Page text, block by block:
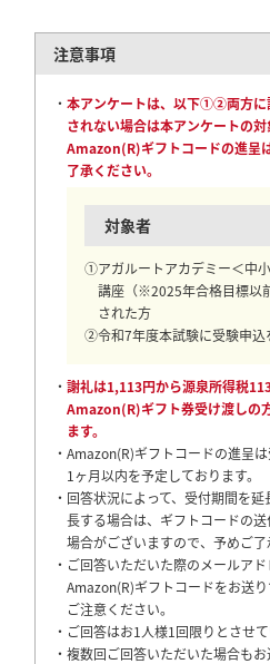
注意事項
・ 本アンケートは、以下①②両方に
されない場合は本アンケートの対
Amazon(R)ギフトコードの進呈
了承ください。
対象者
①アガルートアカデミー＜中
講座（※2025年合格目標以
された方
②令和7年度本試験に受験申込
・ 謝礼は1,113円から源泉所得税
Amazon(R)ギフト券受け渡しの
ます。
・Amazon(R)ギフトコードの進呈
1ヶ月以内を予定しております。
・回答状況によって、受付期間を
長する場合は、ギフトコードの
場合がございますので、予めご了
・ご回答いただいた際のメールアド
Amazon(R)ギフトコードをお送
ご注意ください。
・ご回答はお1人様1回限りとさせ
・複数回ご回答いただいた場合も